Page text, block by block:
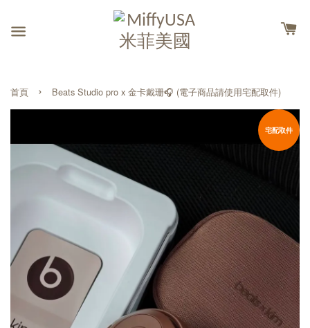
首頁 › Beats Studio pro x 金卡戴珊🎧 (電子商品請使用宅配取件)
宅配取件